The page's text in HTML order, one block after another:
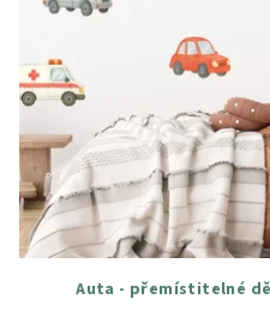
Auta - přemístitelné